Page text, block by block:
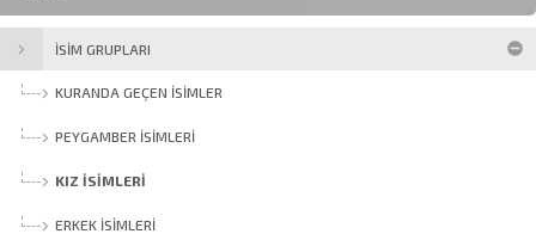
İSİM GRUPLARI
KURANDA GEÇEN İSIMLER
PEYGAMBER İSIMLERI
KIZ İSIMLERI
ERKEK İSIMLERI